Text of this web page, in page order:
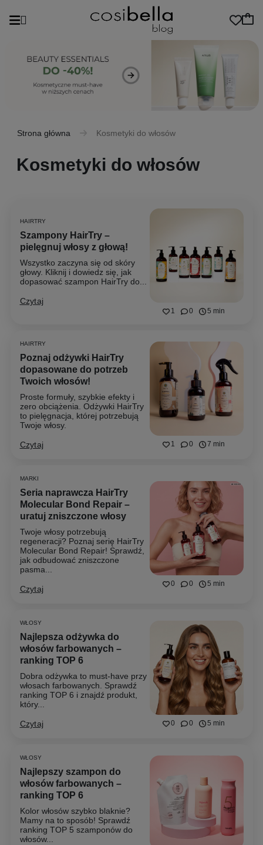
Strona główna Kosmetyki do włosów
Kosmetyki do włosów
1 0 5 min
HAIRTRY
Szampony HairTry –
pielęgnuj włosy z głową!
Wszystko zaczyna się od skóry
głowy. Kliknij i dowiedz się, jak
dopasować szampon HairTry do...
Czytaj
1 0 7 min
HAIRTRY
Poznaj odżywki HairTry
dopasowane do potrzeb
Twoich włosów!
Proste formuły, szybkie efekty i
zero obciążenia. Odżywki HairTry
to pielęgnacja, której potrzebują
Twoje włosy.
Czytaj
0 0 5 min
MARKI
Seria naprawcza HairTry
Molecular Bond Repair –
uratuj zniszczone włosy
Twoje włosy potrzebują
regeneracji? Poznaj serię HairTry
Molecular Bond Repair! Sprawdź,
jak odbudować zniszczone
pasma...
Czytaj
0 0 5 min
WŁOSY
Najlepsza odżywka do
włosów farbowanych –
ranking TOP 6
Dobra odżywka to must-have przy
włosach farbowanych. Sprawdź
ranking TOP 6 i znajdź produkt,
który...
Czytaj
WŁOSY
Najlepszy szampon do
włosów farbowanych –
ranking TOP 6
Kolor włosów szybko blaknie?
Mamy na to sposób! Sprawdź
ranking TOP 5 szamponów do
włosów...